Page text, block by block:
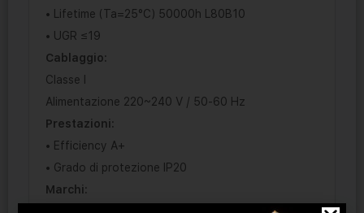
• Lifetime (Ta=25°C) 50000h L80B10
• UGR ≤19
Cablaggio:
Classe I
Alimentazione 220~240 V / 50-60 Hz
Prestazioni:
• Efficiency A+
• Grado di protezione IP20
Marchi: